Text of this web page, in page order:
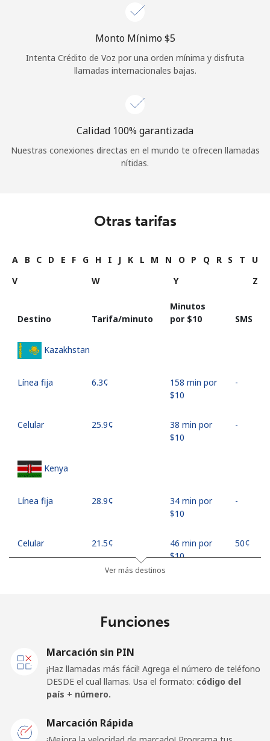
Monto Mínimo ⁦$5⁩
Intenta Crédito de Voz por una orden mínima y disfruta
llamadas internacionales bajas.
Calidad 100% garantizada
Nuestras conexiones directas en el mundo te ofrecen llamadas
nítidas.
Otras tarifas
A B C D E F G H I J K L M N O P Q R S T
U
V
W Y Z
Destino Tarifa/minuto
Minutos
por ⁦$10⁩
SMS
Kazakhstan
Línea fija ⁦6.3¢⁩
158 min por
⁦$10⁩
-
Celular ⁦25.9¢⁩
38 min por
⁦$10⁩
-
Kenya
Línea fija ⁦28.9¢⁩
34 min por
⁦$10⁩
-
Celular ⁦21.5¢⁩
46 min por
⁦$10⁩
⁦50¢⁩
All country
⁦$10⁩
Línea fija ⁦35.9¢⁩ 27 min por
Ver más destinos
Funciones
Marcación sin PIN
¡Haz llamadas más fácil! Agrega el número de teléfono
DESDE el cual llamas. Usa el formato: código del
país + número.
Marcación Rápida